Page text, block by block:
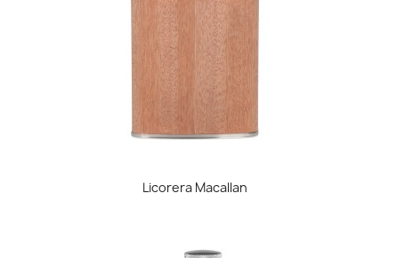
Vista rápida
Licorera Macallan